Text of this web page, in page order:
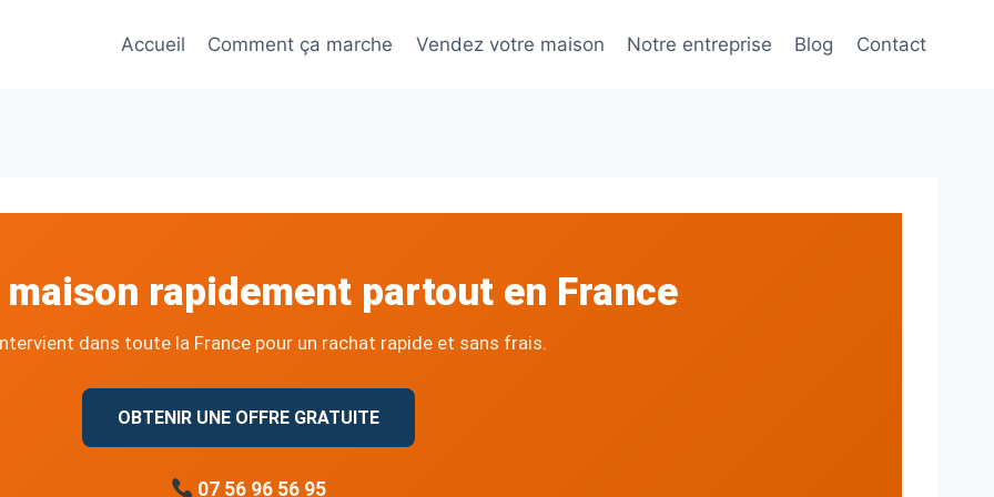
Accueil Comment ça marche Vendez votre maison Notre entreprise Blog Contact
rapidement partout en France
dans toute la France pour un rachat rapide et sans frais.
OBTENIR UNE OFFRE GRATUITE
07 56 96 56 95